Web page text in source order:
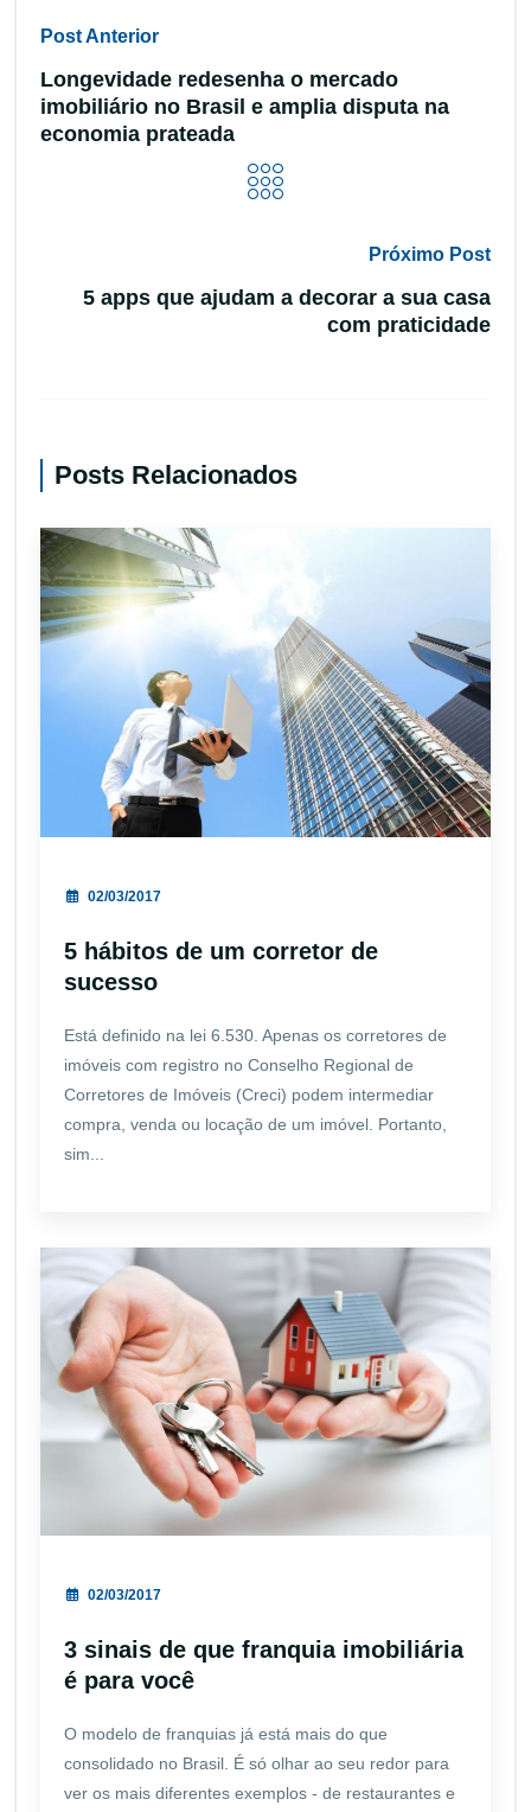
Post Anterior
Longevidade redesenha o mercado
imobiliário no Brasil e amplia disputa na
economia prateada
Próximo Post
5 apps que ajudam a decorar a sua casa
com praticidade
Posts Relacionados
02/03/2017
5 hábitos de um corretor de
sucesso
Está definido na lei 6.530. Apenas os corretores de
imóveis com registro no Conselho Regional de
Corretores de Imóveis (Creci) podem intermediar
compra, venda ou locação de um imóvel. Portanto,
sim...
02/03/2017
3 sinais de que franquia imobiliária
é para você
O modelo de franquias já está mais do que
consolidado no Brasil. É só olhar ao seu redor para
ver os mais diferentes exemplos - de restaurantes e